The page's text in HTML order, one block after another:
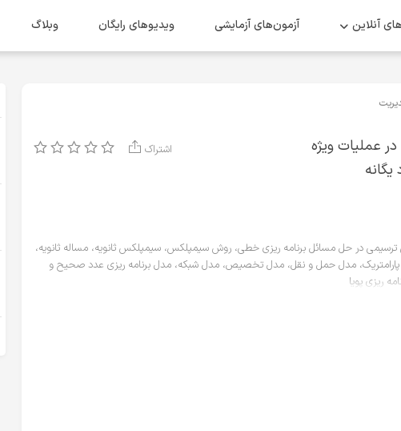
آنلاین آزمون‌های آزمایشی ویدیو‌های رایگان وبلاگ
عملیات ویژه
اشتراک
در حل مسائل برنامه ریزی خطی، روش سیمپلکس، سیمپلکس ثانویه، مساله ثانویه،
مدل حمل و نقل، مدل تخصیص، مدل شبکه، مدل برنامه ریزی عدد صحیح و
ریزی پویا